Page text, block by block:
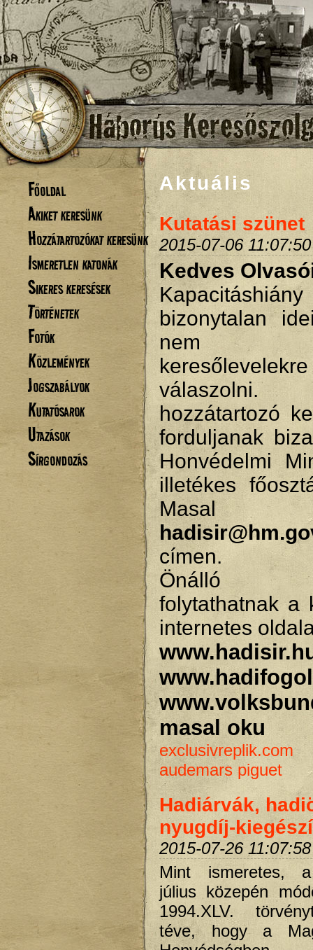
Főoldal
Akiket keresünk
Hozzátartozókat keresünk
Ismeretlen katonák
Sikeres keresések
Történetek
Fotók
Közlemények
Jogszabályok
Kutatósarok
Utazások
Sírgondozás
Aktuális
Kutatási szünet
2015-07-06 11:07:50
Kedves
bizonytalan
nem
keresőlevelekre
válaszolni.
hozzátartozó
forduljanak
Honvédelmi
illetékes
Masal
címen.
Önálló
folytathatnak a
internetes
masal oku
exclusivreplik.com
audemars piguet
Hadiárvák,
nyugdíj-
2015-07-26 11:07:58
Mint ismeretes,
július közepén
1994.XLV.
téve, hogy a